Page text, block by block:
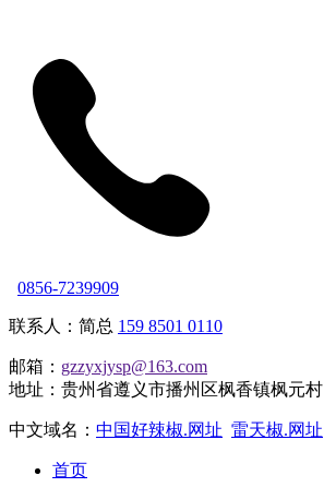
0856-7239909
联系人：简总 159 8501 0110
邮箱： gzzyxjysp@163.com
地址：贵州省遵义市播州区枫香镇枫元村
中文域名： 中国好辣椒.网址 雷天椒.网址
首页